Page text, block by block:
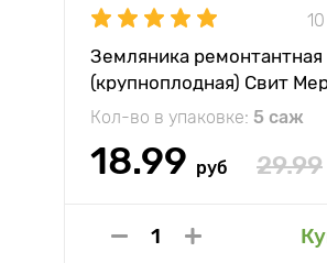
Земляника ремонтантная
(крупноплодная) Свит
Кол-во в упаковке: 5 саж
18.99 руб 29.99